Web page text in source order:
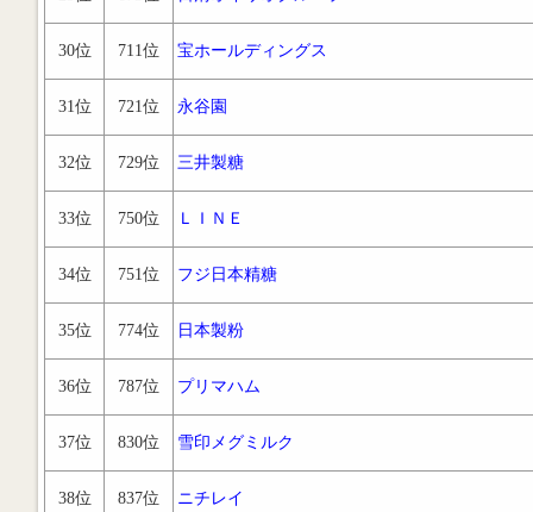
30位 711位 宝ホールディングス
31位 721位 永谷園
32位 729位 三井製糖
33位 750位 ＬＩＮＥ
34位 751位 フジ日本精糖
35位 774位 日本製粉
36位 787位 プリマハム
37位 830位 雪印メグミルク
38位 837位 ニチレイ